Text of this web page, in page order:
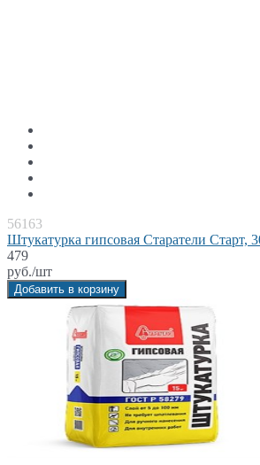
56163
Штукатурка гипсовая Старатели Старт,
479
руб./шт
Добавить в корзину